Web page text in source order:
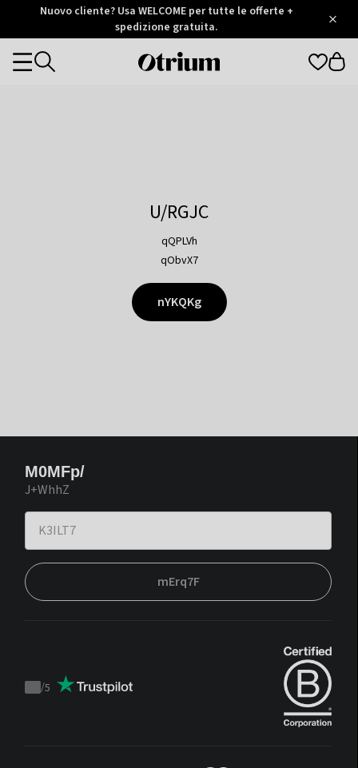
Otrium
Trustpilot
Nuovo cliente? Usa WELCOME per tutte le offerte +
spedizione gratuita.
Otrium
Categories
U/RGJC
qQPLVh
qObvX7
nYKQKg
M0MFp/
J+WhhZ
mErq7F
Trustpilot
/5